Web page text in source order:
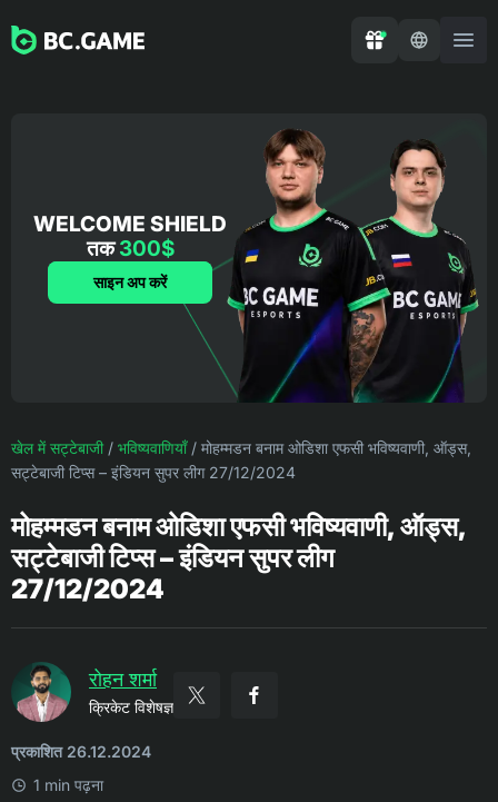
WELCOME SHIELD
तक300$
साइन अप करें
खेल में सट्टेबाजी/ भविष्यवाणियाँ/ मोहम्मडन बनाम ओडिशा एफसी भविष्यवाणी, ऑड्स,
सट्टेबाजी टिप्स – इंडियन सुपर लीग 27/12/2024
मोहम्मडन बनाम ओडिशा एफसी भविष्यवाणी, ऑड्स,
सट्टेबाजी टिप्स – इंडियन सुपर लीग
27/12/2024
रोहन शर्मा
क्रिकेट विशेषज्ञ
प्रकाशित 26.12.2024
1 min पढ़ना